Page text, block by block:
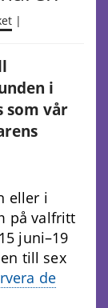
|
i
som vår
eller i
på valfritt
juni–19
till sex
de